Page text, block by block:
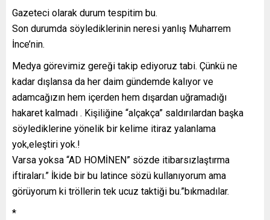
Gazeteci olarak durum tespitim bu.
Son durumda söylediklerinin neresi yanlış Muharrem
İnce’nin.
Medya görevimiz gereği takip ediyoruz tabi. Çünkü ne
kadar dışlansa da her daim gündemde kalıyor ve
adamcağızın hem içerden hem dışardan uğramadığı
hakaret kalmadı . Kişiliğine “alçakça” saldırılardan başka
söylediklerine yönelik bir kelime itiraz yalanlama
yok,eleştiri yok.!
Varsa yoksa “AD HOMİNEN” sözde itibarsızlaştırma
iftiraları.” İkide bir bu latince sözü kullanıyorum ama
görüyorum ki tröllerin tek ucuz taktiği bu.”bıkmadılar.
*